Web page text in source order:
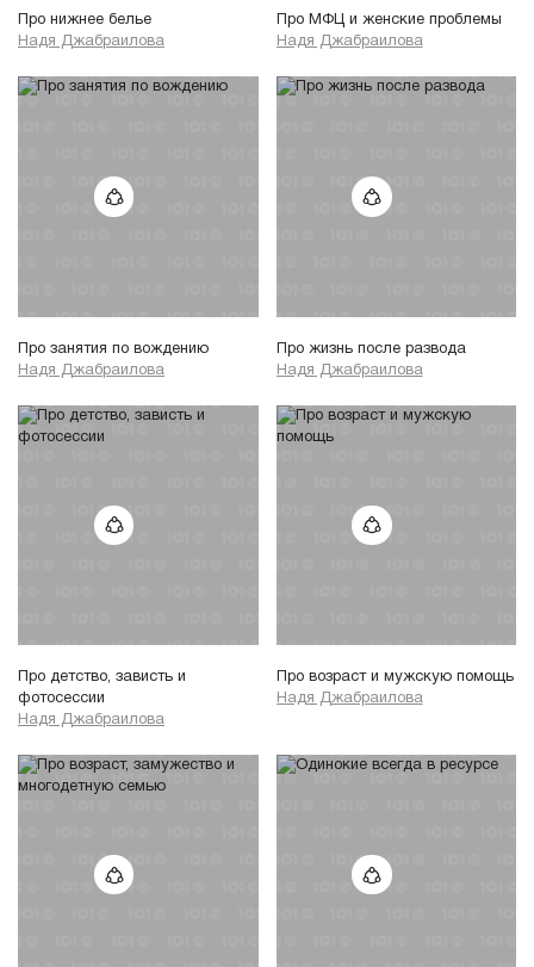
Про нижнее белье
Надя Джабраилова
Про МФЦ и женские проблемы
Надя Джабраилова
Про занятия по вождению
Надя Джабраилова
Про жизнь после развода
Надя Джабраилова
Про детство, зависть и
фотосессии
Надя Джабраилова
Про возраст и мужскую помощь
Надя Джабраилова